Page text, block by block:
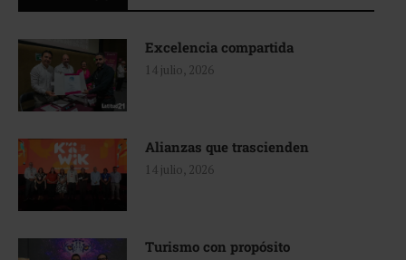
Excelencia compartida
14 julio, 2026
Alianzas que trascienden
14 julio, 2026
Turismo con propósito